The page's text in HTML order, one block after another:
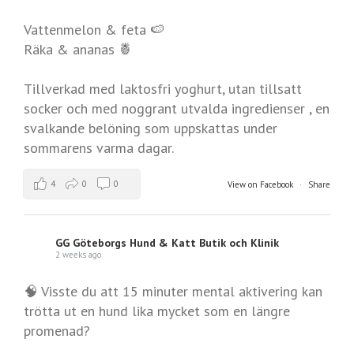
Vattenmelon & feta 🍉
Räka & ananas 🍍
Tillverkad med laktosfri yoghurt, utan tillsatt
socker och med noggrant utvalda ingredienser , en
svalkande belöning som uppskattas under
sommarens varma dagar.
View on Facebook · Share
4 0 0
GG Göteborgs Hund & Katt Butik och Klinik
2 weeks ago
🧠 Visste du att 15 minuter mental aktivering kan
trötta ut en hund lika mycket som en längre
promenad?